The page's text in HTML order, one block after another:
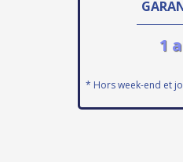
1
* Hors week-end et